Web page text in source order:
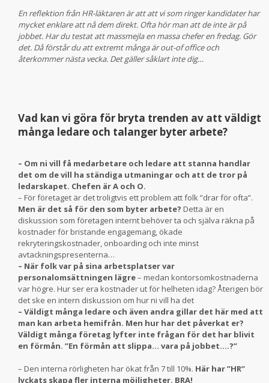
En reflektion från HR-läktaren är att att vi som ringer kandidater har
mycket enklare att nå dem direkt. Ofta hör man att de inte är på
jobbet. Har du testat att massmejla en massa chefer en fredag. Gör
det. Då förstår du att extremt många är out-of office och
återkommer nästa vecka. Det gäller såklart inte dig…
Vad kan vi göra för bryta trenden av att väldigt
många ledare och talanger byter arbete?
– Om ni vill få medarbetare och ledare att stanna handlar
det om de vill ha ständiga utmaningar och att de tror på
ledarskapet. Chefen är A och O.
– För företaget är det troligtvis ett problem att folk ”drar för ofta”.
Men är det så för den som byter arbete? Detta är en
diskussion som företagen internt behöver ta och själva räkna på
kostnader för bristande engagemang, ökade
rekryteringskostnader, onboarding och inte minst
avtackningspresenterna…
– När folk var på sina arbetsplatser var
personalomsättningen lägre– medan kontorsomkostnaderna
var högre. Hur ser era kostnader ut för helheten idag? Återigen bör
det ske en intern diskussion om hur ni vill ha det
– Väldigt många ledare och även andra gillar det här med att
man kan arbeta hemifrån. Men hur har det påverkat er?
Väldigt många företag lyfter inte frågan för det har blivit
en förmån. ”En förmån att slippa… vara på jobbet….?”
– Den interna rörligheten har ökat från 7 till 10%. Här har ”HR”
lyckats skapa fler interna möjligheter. BRA!